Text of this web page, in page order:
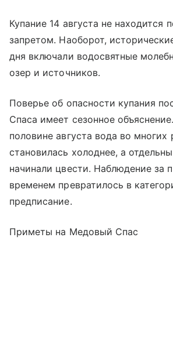
Купание 14 августа не находится
запретом. Наоборот,
дня включали водосвятные
озер и источников.
Поверье об опасности купания
Спаса имеет сезонное
половине августа вода во многих
становилась холоднее, а
начинали цвести. Наблюдение за
временем превратилось в
предписание.
Приметы на Медовый Спас